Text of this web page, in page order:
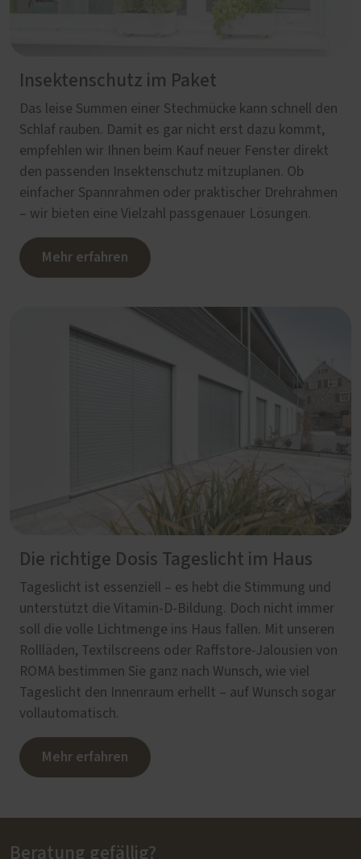
Insektenschutz im Paket
Das leise Summen einer Stechmücke kann schnell den
Schlaf rauben. Damit es gar nicht erst dazu kommt,
empfehlen wir Ihnen beim Kauf neuer Fenster direkt
den passenden Insektenschutz mitzuplanen. Ob
einfacher Spannrahmen oder praktischer Drehrahmen
– wir bieten eine Vielzahl passgenauer Lösungen.
Mehr erfahren
Die richtige Dosis Tageslicht im Haus
Tageslicht ist essenziell – es hebt die Stimmung und
unterstützt die Vitamin-D-Bildung. Doch nicht immer
soll die volle Lichtmenge ins Haus fallen. Mit unseren
Rollläden, Textilscreens oder Raffstore-Jalousien von
ROMA bestimmen Sie ganz nach Wunsch, wie viel
Tageslicht den Innenraum erhellt – auf Wunsch sogar
vollautomatisch.
Mehr erfahren
Beratung gefällig?